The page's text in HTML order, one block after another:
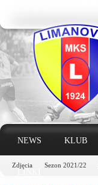
NEWS KLUB
Zdjęcia Sezon 2021/22
LINKI